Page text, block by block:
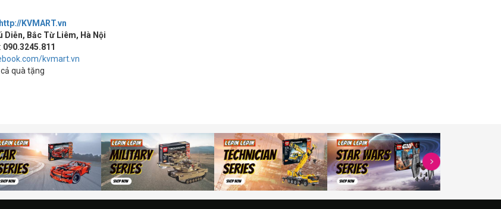
http://KVMART.vn
Diễn, Bắc Từ Liêm, Hà Nội
090.3245.811
kvmart.vn
cả quà tặng